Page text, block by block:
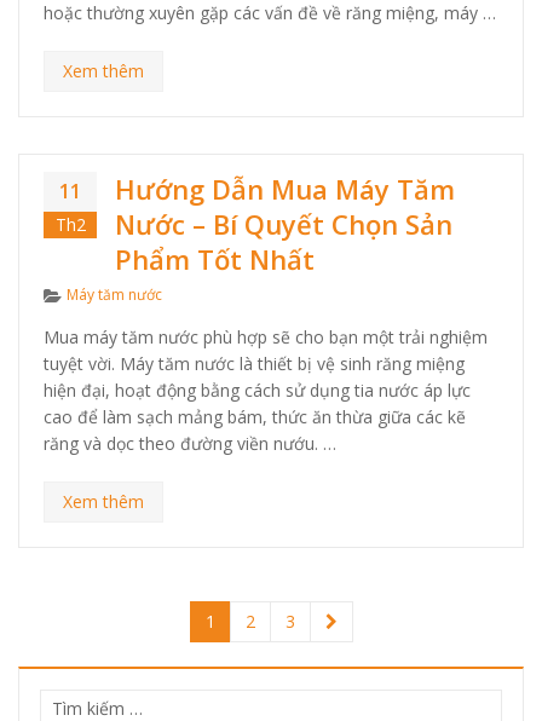
hoặc thường xuyên gặp các vấn đề về răng miệng, máy …
Xem thêm
11
Th2
Hướng Dẫn Mua Máy Tăm
Nước – Bí Quyết Chọn Sản
Phẩm Tốt Nhất
Categories
Máy tăm nước
Mua máy tăm nước phù hợp sẽ cho bạn một trải nghiệm
tuyệt vời. Máy tăm nước là thiết bị vệ sinh răng miệng
hiện đại, hoạt động bằng cách sử dụng tia nước áp lực
cao để làm sạch mảng bám, thức ăn thừa giữa các kẽ
răng và dọc theo đường viền nướu. …
Xem thêm
1 2 3
Tìm